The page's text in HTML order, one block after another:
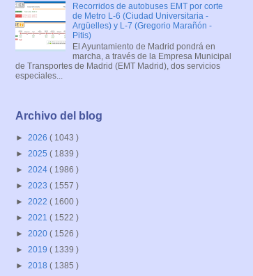
Recorridos de autobuses EMT por corte
de Metro L-6 (Ciudad Universitaria -
Argüelles) y L-7 (Gregorio Marañón -
Pitis)
El Ayuntamiento de Madrid pondrá en
marcha, a través de la Empresa Municipal
de Transportes de Madrid (EMT Madrid), dos servicios
especiales...
Archivo del blog
► 2026 ( 1043 )
► 2025 ( 1839 )
► 2024 ( 1986 )
► 2023 ( 1557 )
► 2022 ( 1600 )
► 2021 ( 1522 )
► 2020 ( 1526 )
► 2019 ( 1339 )
► 2018 ( 1385 )